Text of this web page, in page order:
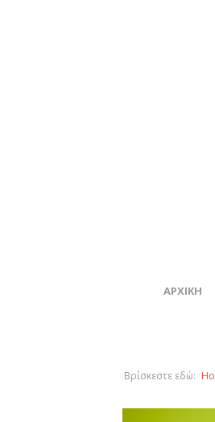
ΑΡΧΙΚΗ
Βρίσκεστε εδώ: